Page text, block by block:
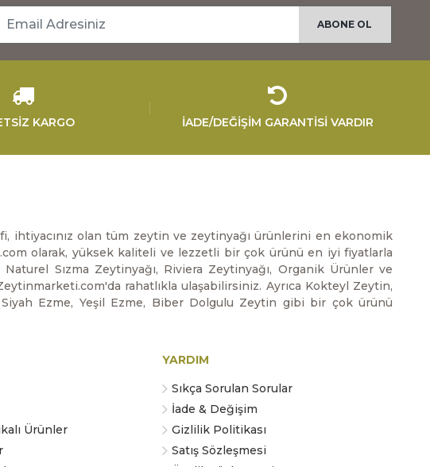
KARGO İADE/DEĞİŞİM GARANTİSİ VARDIR
ihtiyacınız olan tüm zeytin ve zeytinyağı ürünlerini en ekonomik
olarak, yüksek kaliteli ve lezzetli bir çok ürünü en iyi fiyatlarla
Sızma Zeytinyağı, Riviera Zeytinyağı, Organik Ürünler ve
rahatlıkla ulaşabilirsiniz. Ayrıca Kokteyl Zeytin,
Siyah Ezme, Yeşil Ezme, Biber Dolgulu Zeytin gibi bir çok ürünü
Ürünler
YARDIM
Sıkça Sorulan Sorular
İade & Değişim
Gizlilik Politikası
Satış Sözleşmesi